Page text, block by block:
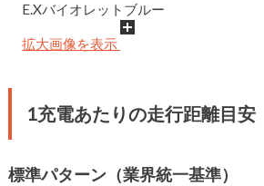
E.Xバイオレットブルー
拡大画像を表示
1充電あたりの走行距離目安
標準パターン（業界統一基準）